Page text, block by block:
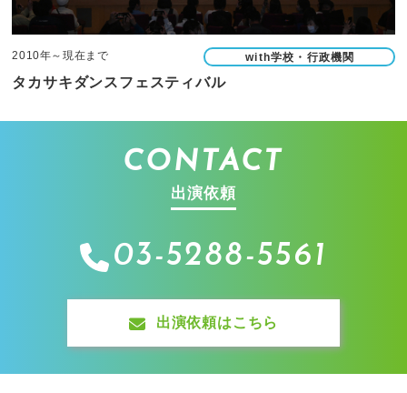
2010年～現在まで with学校・行政機関
タカサキダンスフェスティバル
CONTACT
出演依頼
03-5288-5561
出演依頼はこちら